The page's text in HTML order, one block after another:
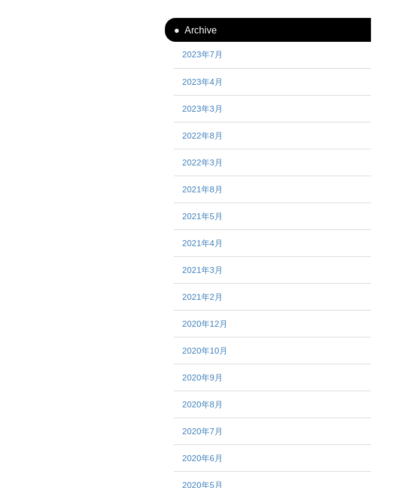
Archive
2023年7月
2023年4月
2023年3月
2022年8月
2022年3月
2021年8月
2021年5月
2021年4月
2021年3月
2021年2月
2020年12月
2020年10月
2020年9月
2020年8月
2020年7月
2020年6月
2020年5月